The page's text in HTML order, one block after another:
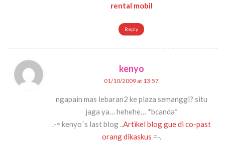
rental mobil
Reply
kenyo
01/10/2009 at 13:57
ngapain mas lebaran2 ke plaza semanggi? situ
jaga ya… hehehe… *bcanda*
.-= kenyo´s last blog ..Artikel blog gue di co-past
orang dikaskus =-.